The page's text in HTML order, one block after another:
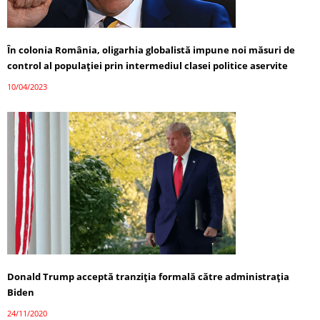
În colonia România, oligarhia globalistă impune noi măsuri de
control al populației prin intermediul clasei politice aservite
10/04/2023
Donald Trump acceptă tranziția formală către administrația
Biden
24/11/2020